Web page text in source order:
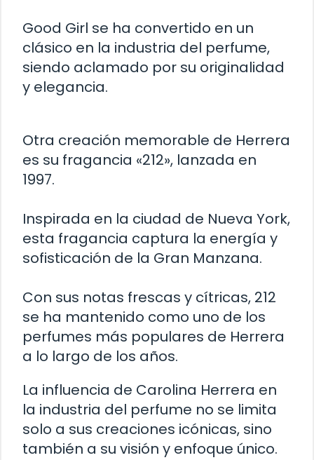
Good Girl se ha convertido en un
clásico en la industria del perfume,
siendo aclamado por su originalidad
y elegancia.
Otra creación memorable de Herrera
es su fragancia «212», lanzada en
1997.
Inspirada en la ciudad de Nueva York,
esta fragancia captura la energía y
sofisticación de la Gran Manzana.
Con sus notas frescas y cítricas, 212
se ha mantenido como uno de los
perfumes más populares de Herrera
a lo largo de los años.
La influencia de Carolina Herrera en
la industria del perfume no se limita
solo a sus creaciones icónicas, sino
también a su visión y enfoque único.